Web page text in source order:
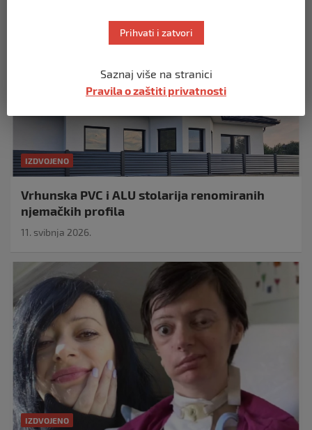
IZDVOJENO
Vrhunska PVC i ALU stolarija renomiranih
njemačkih profila
11. svibnja 2026.
IZDVOJENO
Prihvati i zatvori
Saznaj više na stranici
Pravila o zaštiti privatnosti